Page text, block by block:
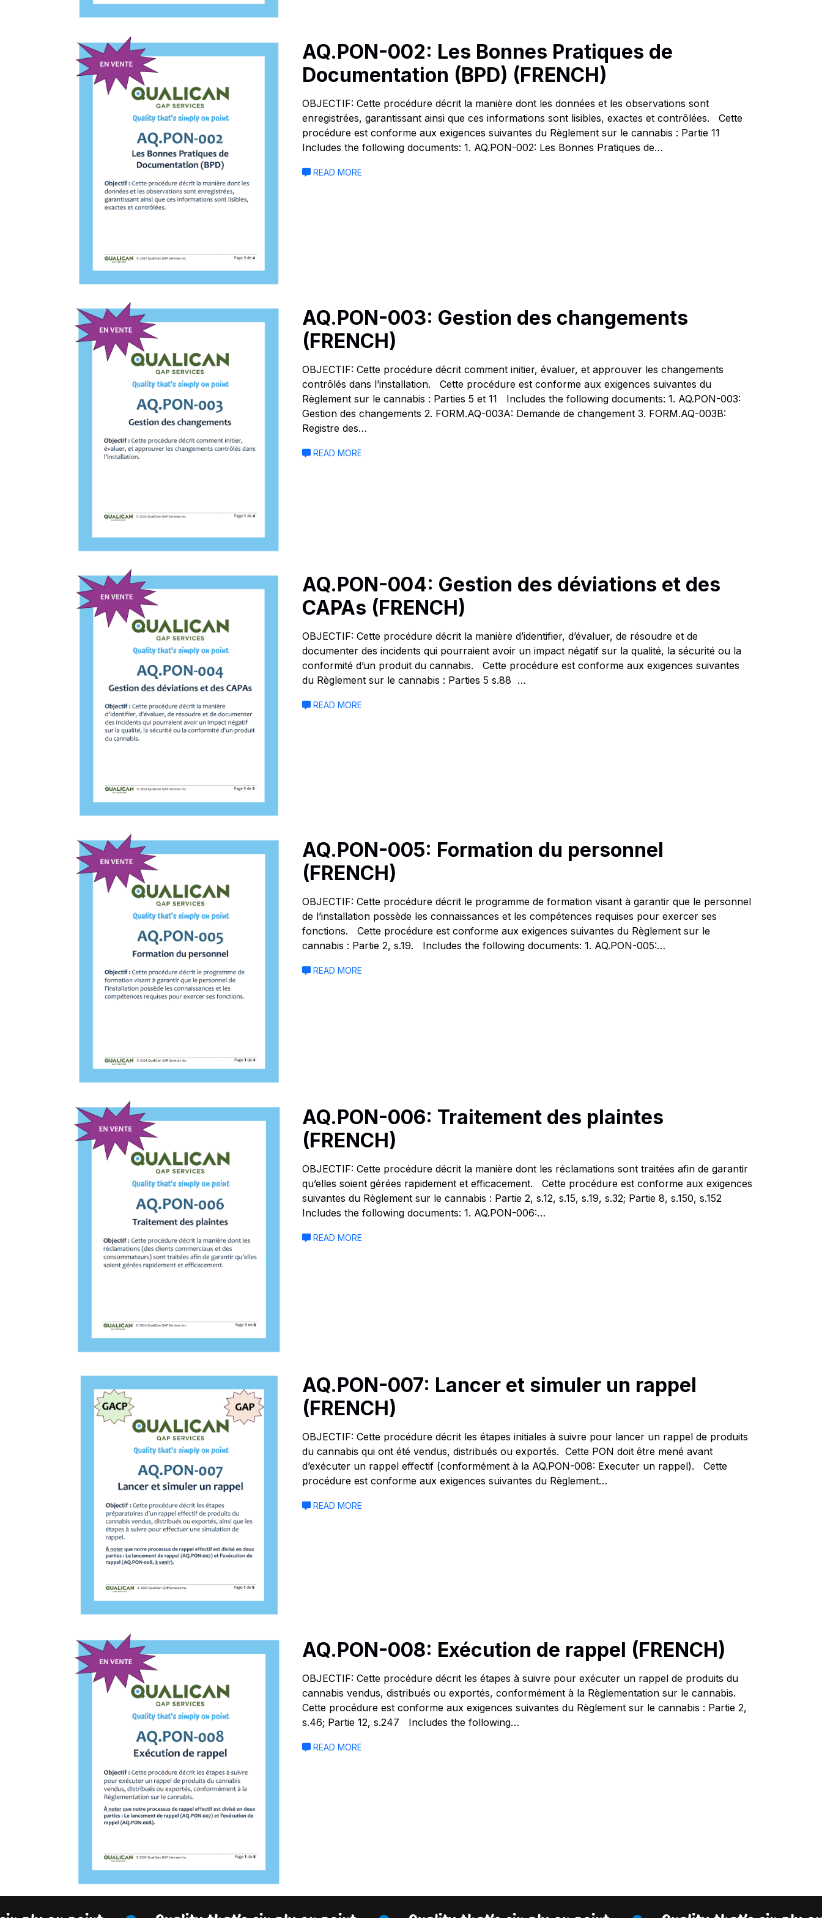
AQ.PON-002: Les Bonnes Pratiques de
Documentation (BPD) (FRENCH)
OBJECTIF: Cette procédure décrit la manière dont les données et les observations sont
enregistrées, garantissant ainsi que ces informations sont lisibles, exactes et contrôlées. Cette
procédure est conforme aux exigences suivantes du Règlement sur le cannabis : Partie 11
Includes the following documents: 1. AQ.PON-002: Les Bonnes Pratiques de…
READ MORE
AQ.PON-003: Gestion des changements
(FRENCH)
OBJECTIF: Cette procédure décrit comment initier, évaluer, et approuver les changements
contrôlés dans l’installation. Cette procédure est conforme aux exigences suivantes du
Règlement sur le cannabis : Parties 5 et 11 Includes the following documents: 1. AQ.PON-003:
Gestion des changements 2. FORM.AQ-003A: Demande de changement 3. FORM.AQ-003B:
Registre des…
READ MORE
AQ.PON-004: Gestion des déviations et des
CAPAs (FRENCH)
OBJECTIF: Cette procédure décrit la manière d’identifier, d’évaluer, de résoudre et de
documenter des incidents qui pourraient avoir un impact négatif sur la qualité, la sécurité ou la
conformité d’un produit du cannabis. Cette procédure est conforme aux exigences suivantes
du Règlement sur le cannabis : Parties 5 s.88 …
READ MORE
AQ.PON-005: Formation du personnel
(FRENCH)
OBJECTIF: Cette procédure décrit le programme de formation visant à garantir que le personnel
de l’installation possède les connaissances et les compétences requises pour exercer ses
fonctions. Cette procédure est conforme aux exigences suivantes du Règlement sur le
cannabis : Partie 2, s.19. Includes the following documents: 1. AQ.PON-005:…
READ MORE
AQ.PON-006: Traitement des plaintes
(FRENCH)
OBJECTIF: Cette procédure décrit la manière dont les réclamations sont traitées afin de garantir
qu’elles soient gérées rapidement et efficacement. Cette procédure est conforme aux exigences
suivantes du Règlement sur le cannabis : Partie 2, s.12, s.15, s.19, s.32; Partie 8, s.150, s.152
Includes the following documents: 1. AQ.PON-006:…
READ MORE
AQ.PON-007: Lancer et simuler un rappel
(FRENCH)
OBJECTIF: Cette procédure décrit les étapes initiales à suivre pour lancer un rappel de produits
du cannabis qui ont été vendus, distribués ou exportés. Cette PON doit être mené avant
d’exécuter un rappel effectif (conformément à la AQ.PON-008: Executer un rappel). Cette
procédure est conforme aux exigences suivantes du Règlement…
READ MORE
AQ.PON-008: Exécution de rappel (FRENCH)
OBJECTIF: Cette procédure décrit les étapes à suivre pour exécuter un rappel de produits du
cannabis vendus, distribués ou exportés, conformément à la Règlementation sur le cannabis.
Cette procédure est conforme aux exigences suivantes du Règlement sur le cannabis : Partie 2,
s.46; Partie 12, s.247 Includes the following…
READ MORE